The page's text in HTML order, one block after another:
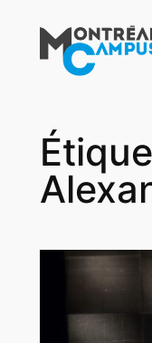
contenu